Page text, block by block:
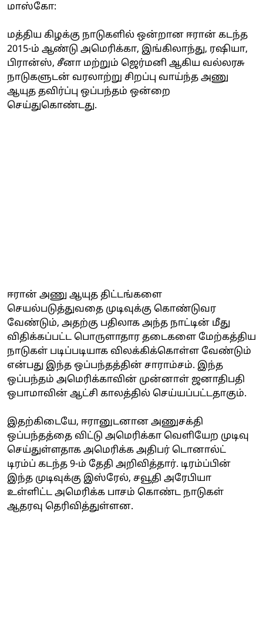
மாஸ்கோ:
மத்திய கிழக்கு நாடுகளில் ஒன்றான ஈரான் கடந்த
2015-ம் ஆண்டு அமெரிக்கா, இங்கிலாந்து, ரஷியா,
பிரான்ஸ், சீனா மற்றும் ஜெர்மனி ஆகிய வல்லரசு
நாடுகளுடன் வரலாற்று சிறப்பு வாய்ந்த அணு
ஆயுத தவிர்ப்பு ஒப்பந்தம் ஒன்றை
செய்துகொண்டது.
ஈரான் அணு ஆயுத திட்டங்களை
செயல்படுத்துவதை முடிவுக்கு கொண்டுவர
வேண்டும், அதற்கு பதிலாக அந்த நாட்டின் மீது
விதிக்கப்பட்ட பொருளாதார தடைகளை மேற்கத்திய
நாடுகள் படிப்படியாக விலக்கிக்கொள்ள வேண்டும்
என்பது இந்த ஒப்பந்தத்தின் சாராம்சம். இந்த
ஒப்பந்தம் அமெரிக்காவின் முன்னாள் ஜனாதிபதி
ஒபாமாவின் ஆட்சி காலத்தில் செய்யப்பட்டதாகும்.
இதற்கிடையே, ஈரானுடனான அணுசக்தி
ஒப்பந்தத்தை விட்டு அமெரிக்கா வெளியேற முடிவு
செய்துள்ளதாக அமெரிக்க அதிபர் டொனால்ட்
டிரம்ப் கடந்த 9-ம் தேதி அறிவித்தார். டிரம்ப்பின்
இந்த முடிவுக்கு இஸ்ரேல், சவூதி அரேபியா
உள்ளிட்ட அமெரிக்க பாசம் கொண்ட நாடுகள்
ஆதரவு தெரிவித்துள்ளன.